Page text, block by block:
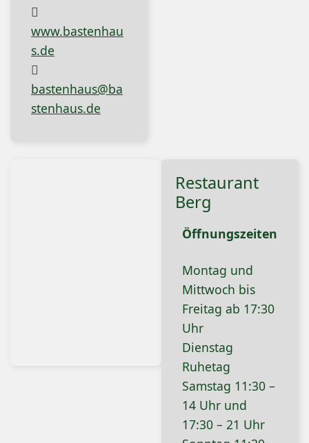
www.bastenhau
s.de
bastenhaus@ba
stenhaus.de
Restaurant
Berg
Öffnungszeiten
Montag und
Mittwoch bis
Freitag ab 17:30
Uhr
Dienstag
Ruhetag
Samstag 11:30 –
14 Uhr und
17:30 – 21 Uhr